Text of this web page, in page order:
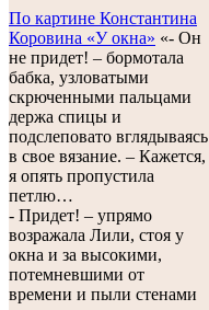
По картине Константина
Коровина «У окна» «- Он
не придет! – бормотала
бабка, узловатыми
скрюченными пальцами
держа спицы и
подслеповато вглядываясь
в свое вязание. – Кажется,
я опять пропустила
петлю…
- Придет! – упрямо
возражала Лили, стоя у
окна и за высокими,
потемневшими от
времени и пыли стенами